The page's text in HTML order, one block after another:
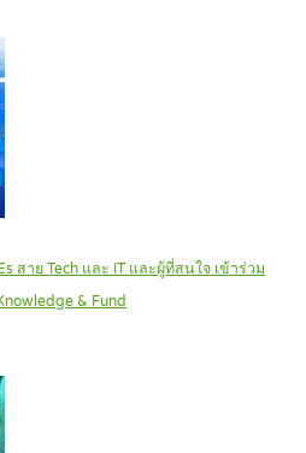
สาย Tech และ IT และผู้ที่สนใจ เข้าร่วม
& Fund